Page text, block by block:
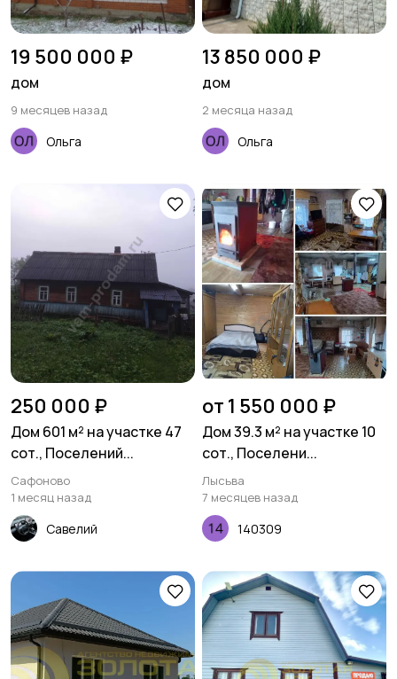
19 500 000 ₽
дом
9 месяцев назад
Ольга
13 850 000 ₽
дом
2 месяца назад
Ольга
250 000 ₽
Дом 601 м² на участке 47
сот., Поселений...
Сафоново
1 месяц назад
Савелий
от 1 550 000 ₽
Дом 39.3 м² на участке 10
сот., Поселени...
Лысьва
7 месяцев назад
140309